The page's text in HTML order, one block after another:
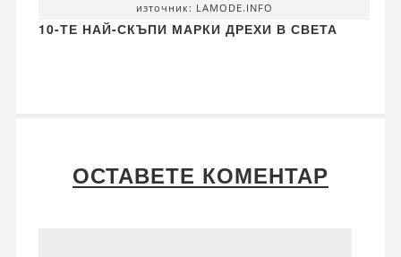
източник: LAMODE.INFO
10-ТЕ НАЙ-СКЪПИ МАРКИ ДРЕХИ В СВЕТА
ОСТАВЕТЕ КОМЕНТАР